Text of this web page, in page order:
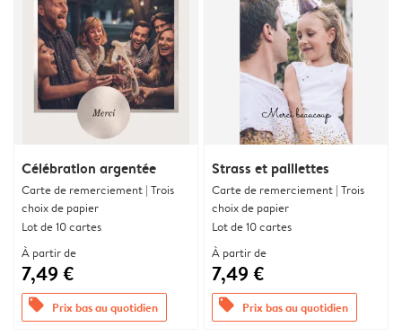
Célébration argentée
Carte de remerciement | Trois
choix de papier
Lot de 10 cartes
À partir de
7,49 €
offers Prix bas au quotidien
Strass et paillettes
Carte de remerciement | Trois
choix de papier
Lot de 10 cartes
À partir de
7,49 €
offers Prix bas au quotidien